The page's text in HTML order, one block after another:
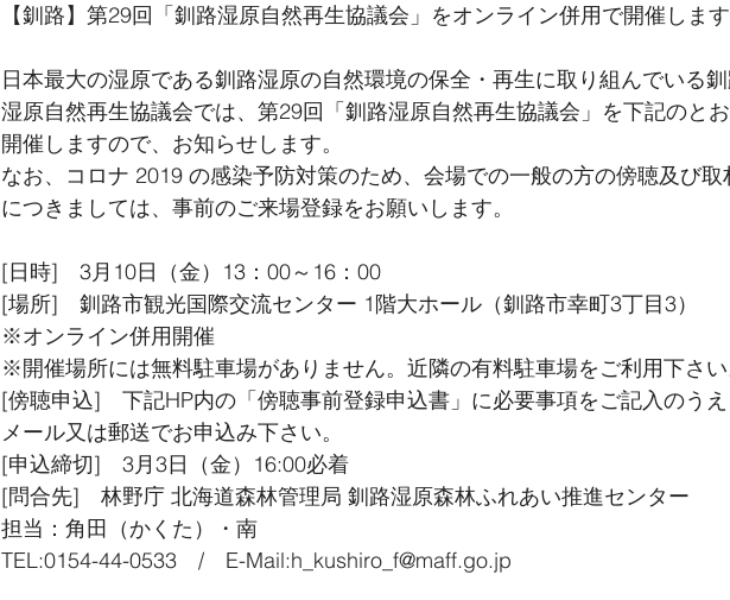
【釧路】第29回「釧路湿原自然再生協議会」をオンライン併用で開催します
日本最大の湿原である釧路湿原の自然環境の保全・再生に取り組んでいる
湿原自然再生協議会では、第29回「釧路湿原自然再生協議会」を下記のと
開催しますので、お知らせします。
なお、コロナ 2019 の感染予防対策のため、会場での一般の方の傍聴及び取
につきましては、事前のご来場登録をお願いします。
[日時]　3月10日（金）13：00～16：00
[場所]　釧路市観光国際交流センター 1階大ホール（釧路市幸町3丁目3）
※オンライン併用開催
※開催場所には無料駐車場がありません。近隣の有料駐車場をご利用下さ
[傍聴申込]　下記HP内の「傍聴事前登録申込書」に必要事項をご記入のう
メール又は郵送でお申込み下さい。
[申込締切]　3月3日（金）16:00必着
[問合先]　林野庁 北海道森林管理局 釧路湿原森林ふれあい推進センター
担当：角田（かくた）・南
TEL:0154-44-0533　/　E-Mail:h_kushiro_f@maff.go.jp